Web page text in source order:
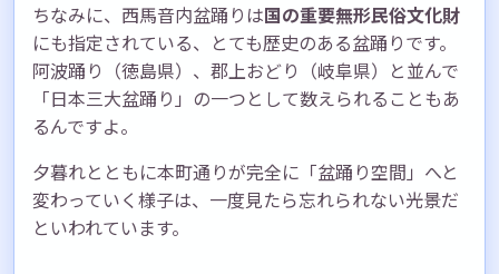
ちなみに、西馬音内盆踊りは国の重要無形民俗文化財
にも指定されている、とても歴史のある盆踊りです。
阿波踊り（徳島県）、郡上おどり（岐阜県）と並んで
「日本三大盆踊り」の一つとして数えられることもあ
るんですよ。
夕暮れとともに本町通りが完全に「盆踊り空間」へと
変わっていく様子は、一度見たら忘れられない光景だ
といわれています。